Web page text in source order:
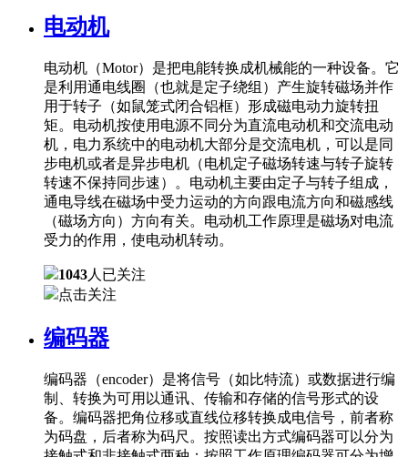
电动机
电动机（Motor）是把电能转换成机械能的一种设备。它
是利用通电线圈（也就是定子绕组）产生旋转磁场并作
用于转子（如鼠笼式闭合铝框）形成磁电动力旋转扭
矩。电动机按使用电源不同分为直流电动机和交流电动
机，电力系统中的电动机大部分是交流电机，可以是同
步电机或者是异步电机（电机定子磁场转速与转子旋转
转速不保持同步速）。电动机主要由定子与转子组成，
通电导线在磁场中受力运动的方向跟电流方向和磁感线
（磁场方向）方向有关。电动机工作原理是磁场对电流
受力的作用，使电动机转动。
1043人已关注
点击关注
编码器
编码器（encoder）是将信号（如比特流）或数据进行编
制、转换为可用以通讯、传输和存储的信号形式的设
备。编码器把角位移或直线位移转换成电信号，前者称
为码盘，后者称为码尺。按照读出方式编码器可以分为